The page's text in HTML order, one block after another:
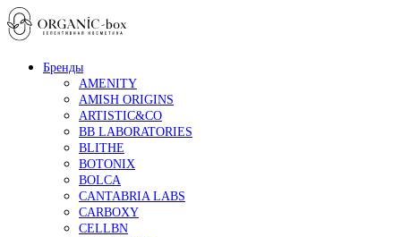
Бренды
AMENITY
AMISH ORIGINS
ARTISTIC&CO
BB LABORATORIES
BLITHE
BOTONIX
BOLCA
CANTABRIA LABS
CARBOXY
CELLBN